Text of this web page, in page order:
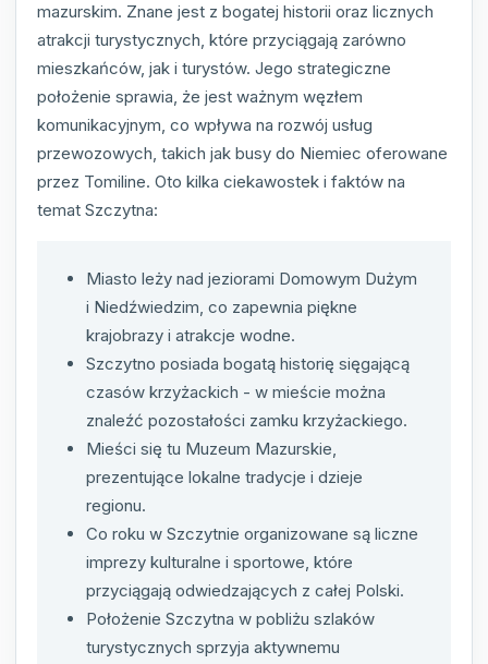
mazurskim. Znane jest z bogatej historii oraz licznych
atrakcji turystycznych, które przyciągają zarówno
mieszkańców, jak i turystów. Jego strategiczne
położenie sprawia, że jest ważnym węzłem
komunikacyjnym, co wpływa na rozwój usług
przewozowych, takich jak busy do Niemiec oferowane
przez Tomiline. Oto kilka ciekawostek i faktów na
temat Szczytna:
Miasto leży nad jeziorami Domowym Dużym
i Niedźwiedzim, co zapewnia piękne
krajobrazy i atrakcje wodne.
Szczytno posiada bogatą historię sięgającą
czasów krzyżackich - w mieście można
znaleźć pozostałości zamku krzyżackiego.
Mieści się tu Muzeum Mazurskie,
prezentujące lokalne tradycje i dzieje
regionu.
Co roku w Szczytnie organizowane są liczne
imprezy kulturalne i sportowe, które
przyciągają odwiedzających z całej Polski.
Położenie Szczytna w pobliżu szlaków
turystycznych sprzyja aktywnemu